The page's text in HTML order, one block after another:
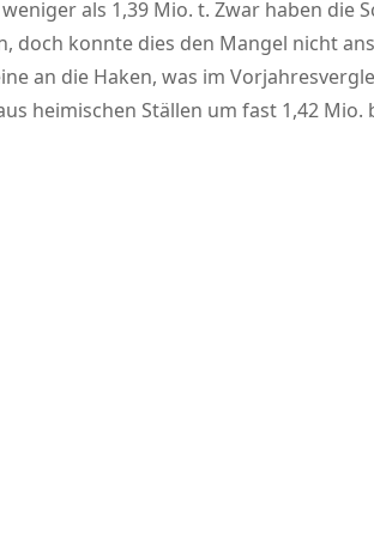
als 1,39 Mio. t. Zwar haben
doch konnte dies den Mangel nicht
an die Haken, was im
heimischen Ställen um fast 1,42